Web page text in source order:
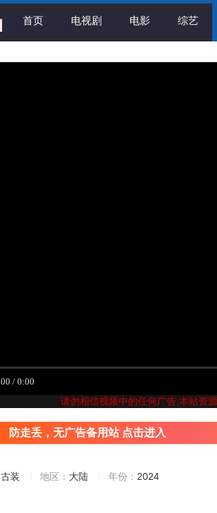
首页 电视剧 电影 综艺
请勿相信视频中的任何广告,本站资
防走丢，无广告备用站 点击进入
古装 地区： 大陆 年份： 2024